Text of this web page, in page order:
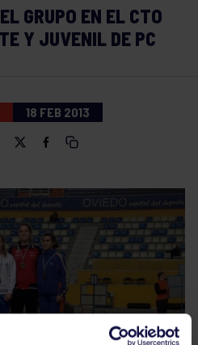
GRUPO EN EL CTO
Y JUVENIL DE PC
18 FEB 2013